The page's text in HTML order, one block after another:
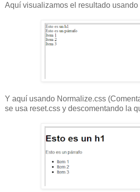
Aquí visualizamos el resultado usando
Y aquí usando Normalize.css
se usa reset.css y descomentando la